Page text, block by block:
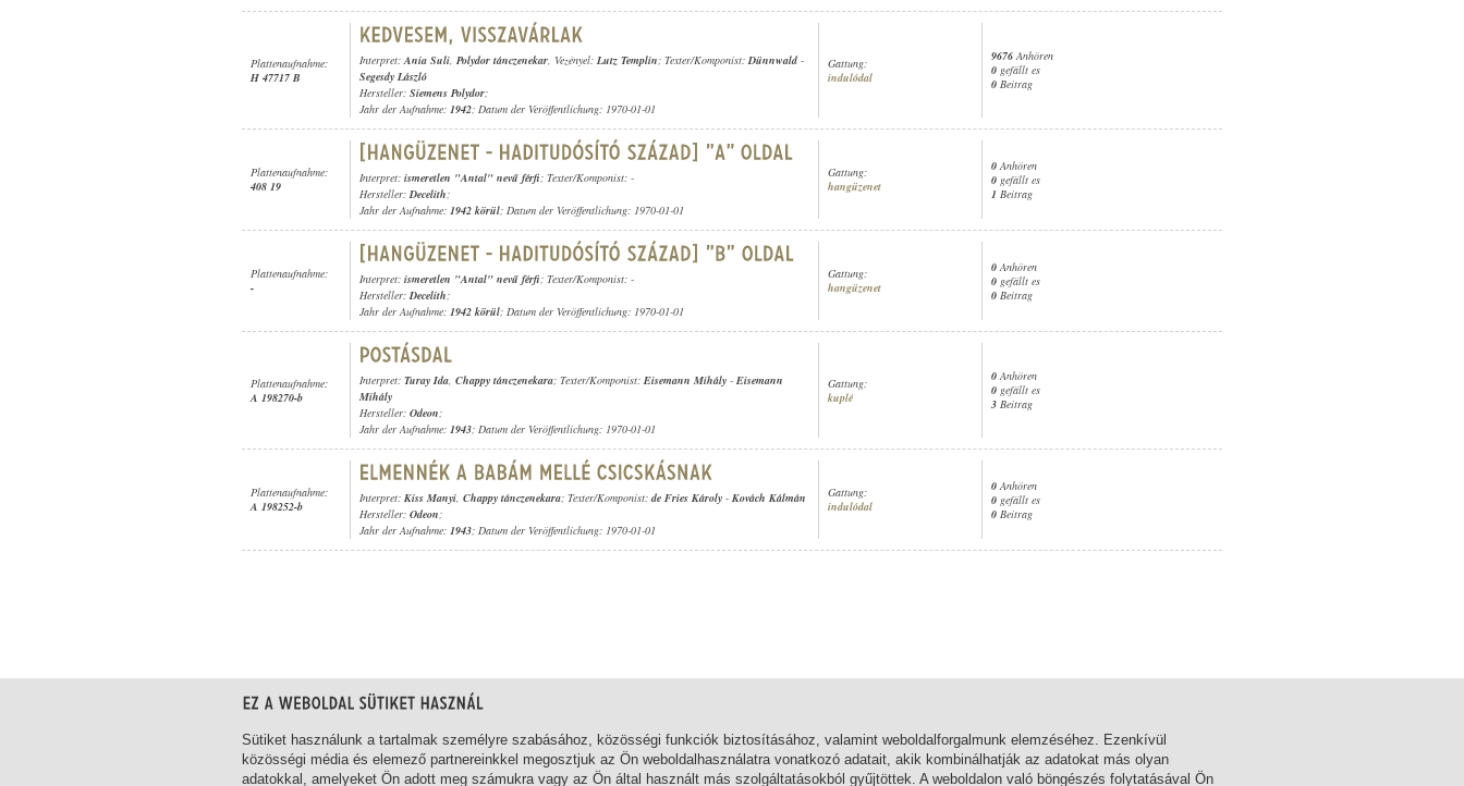
Plattenaufnahme:
H 47717 B
Interpret:Ania Suli, Polydor tánczenekar, Vezényel: Lutz Templin; Texter/Komponist:Dünnwald -
Segesdy László
Hersteller: Siemens Polydor;
Jahr der Aufnahme: 1942; Datum der Veröffentlichung: 1970-01-01
Gattung:
indulódal
9676Anhören
0 gefällt es
0 Beitrag
Plattenaufnahme:
408 19
Interpret: ismeretlen "Antal" nevű férfi; Texter/Komponist: -
Hersteller:Decelith;
Jahr der Aufnahme: 1942 körül; Datum der Veröffentlichung: 1970-01-01
Gattung:
hangüzenet
0 Anhören
0 gefällt es
1 Beitrag
Plattenaufnahme:
-
Interpret: ismeretlen "Antal" nevű férfi; Texter/Komponist: -
Hersteller:Decelith;
Jahr der Aufnahme: 1942 körül; Datum der Veröffentlichung: 1970-01-01
Gattung:
hangüzenet
0 Anhören
0 gefällt es
0 Beitrag
Plattenaufnahme:
A 198270-b
Interpret: Turay Ida, Chappy tánczenekara; Texter/Komponist: Eisemann Mihály - Eisemann
Mihály
Hersteller: Odeon;
Jahr der Aufnahme: 1943; Datum der Veröffentlichung: 1970-01-01
Gattung:
kuplé
0Anhören
0 gefällt es
3 Beitrag
Plattenaufnahme:
A 198252-b
Interpret: Kiss Manyi, Chappy tánczenekara; Texter/Komponist:de Fries Károly - Kovách Kálmán
Hersteller: Odeon;
Jahr der Aufnahme: 1943; Datum der Veröffentlichung: 1970-01-01
Gattung:
indulódal
0 Anhören
0 gefällt es
0 Beitrag
1-18/ insgesamt 18 Treffer 1. Seite
Sütiket használunk a tartalmak személyre szabásához, közösségi funkciók biztosításához, valamint weboldalforgalmunk elemzéséhez. Ezenkívül
közösségi média és elemező partnereinkkel megosztjuk az Ön weboldalhasználatra vonatkozó adatait, akik kombinálhatják az adatokat más olyan
adatokkal, amelyeket Ön adott meg számukra vagy az Ön által használt más szolgáltatásokból gyűjtöttek. A weboldalon való böngészés folytatásával Ön